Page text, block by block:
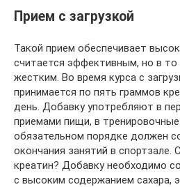
Прием с загрузкой
Такой прием обеспечивает
считается эффективным, но в то
жестким. Во время курса с
принимается по пять граммов
день. Добавку употребляют в
приемами пищи, в
обязательном порядке должен
окончания занятий в спортзале.
креатин? Добавку необходимо
с высоким содержанием сахара,